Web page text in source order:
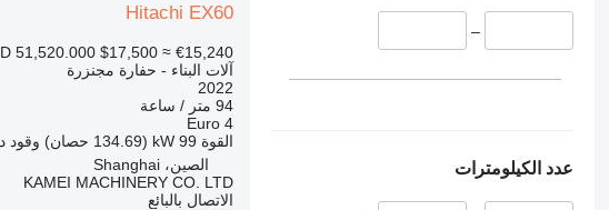
340
350
Vibromax
–
عدد الكيلومترات
Hitachi EX60
51,520.000 $17,500 ≈ €15,240
آلات البناء - حفارة مجنزرة
2022
94 متر / ساعة
Euro 4
القوة 99 kW (134.69 حصان) وقود
الصين، Shanghai
KAMEI MACHINERY CO. LTD
الاتصال بالبائع